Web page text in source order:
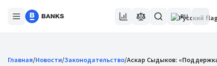
RU
Главная/Новости/Законодательство/Аскар Сыдыков: